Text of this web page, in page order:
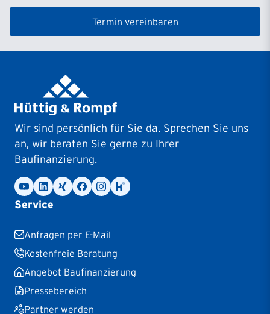
Subbelrather Straße 15a
Filiale Leipzig
Leipzig
Filiale Lüneburg
Auf dem Meere 9
21335 Lüneburg
Filiale Mainz
Badergasse 3
Filiale Mannheim
Hermsheimer Straße 3
68163 Mannheim
Filiale Mönchengladbach
Termin vereinbaren
Wir sind persönlich für Sie da. Sprechen Sie uns
an, wir beraten Sie gerne zu Ihrer
Baufinanzierung.
Service
Anfragen per E-Mail
Kostenfreie Beratung
Angebot Baufinanzierung
Pressebereich
Partner werden